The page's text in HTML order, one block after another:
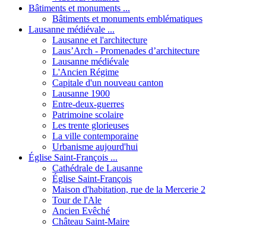
Bâtiments et monuments ...
Bâtiments et monuments emblématiques
Lausanne médiévale ...
Lausanne et l'architecture
Laus’Arch - Promenades d’architecture
Lausanne médiévale
L'Ancien Régime
Capitale d'un nouveau canton
Lausanne 1900
Entre-deux-guerres
Patrimoine scolaire
Les trente glorieuses
La ville contemporaine
Urbanisme aujourd'hui
Église Saint-François ...
Cathédrale de Lausanne
Église Saint-François
Maison d'habitation, rue de la Mercerie 2
Tour de l'Ale
Ancien Evêché
Château Saint-Maire